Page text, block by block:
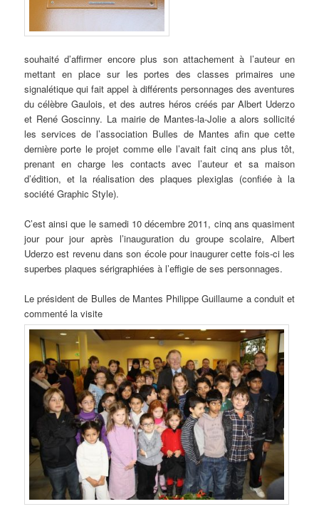
souhaité d’affirmer encore plus son attachement à l’auteur en
mettant en place sur les portes des classes primaires une
signalétique qui fait appel à différents personnages des aventures
du célèbre Gaulois, et des autres héros créés par Albert Uderzo
et René Goscinny. La mairie de Mantes-la-Jolie a alors sollicité
les services de l’association Bulles de Mantes afin que cette
dernière porte le projet comme elle l’avait fait cinq ans plus tôt,
prenant en charge les contacts avec l’auteur et sa maison
d’édition, et la réalisation des plaques plexiglas (confiée à la
société Graphic Style).
C’est ainsi que le samedi 10 décembre 2011, cinq ans quasiment
jour pour jour après l’inauguration du groupe scolaire, Albert
Uderzo est revenu dans son école pour inaugurer cette fois-ci les
superbes plaques sérigraphiées à l’effigie de ses personnages.
Le président de Bulles de Mantes Philippe Guillaume a conduit et
commenté la visite